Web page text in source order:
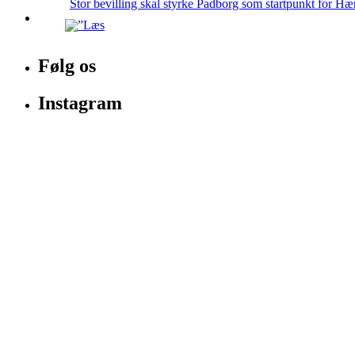
Stor bevilling skal styrke Padborg som startpunkt for
Følg os
Instagram